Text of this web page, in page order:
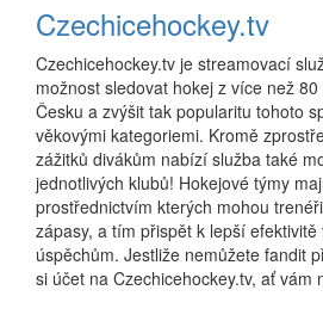
Czechicehockey.tv
Czechicehockey.tv je streamovací
možnost sledovat hokej z více než
Česku a zvýšit tak popularitu tohoto
věkovými kategoriemi. Kromě
zážitků divákům nabízí služba také
jednotlivých klubů! Hokejové týmy
prostřednictvím kterých mohou
zápasy, a tím přispět k lepší
úspěchům. Jestliže nemůžete fandit
si účet na Czechicehockey.tv, ať vám